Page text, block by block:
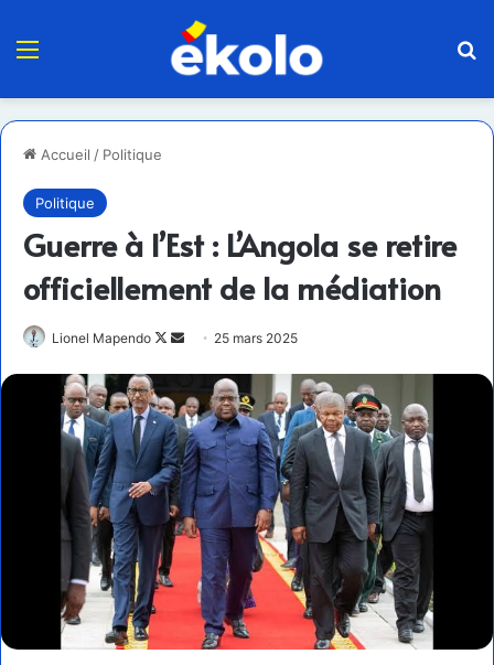
Menu
Accueil / Politique
Politique
Guerre à l’Est : L’Angola se retire
officiellement de la médiation
Lionel Mapendo
Follow
X
Envoyer
courriel
25 mars 2025